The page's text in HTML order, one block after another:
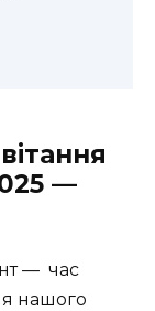
—
— ️ час
нашого